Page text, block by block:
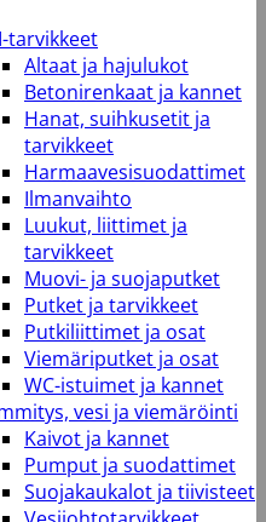
tarvikkeet
Altaat ja hajulukot
Betonirenkaat ja kannet
Hanat, suihkusetit ja
tarvikkeet
Harmaavesisuodattimet
Ilmanvaihto
Luukut, liittimet ja
tarvikkeet
Muovi- ja suojaputket
Putket ja tarvikkeet
Putkiliittimet ja osat
Viemäriputket ja osat
WC-istuimet ja kannet
vesi ja viemäröinti
Kaivot ja kannet
Pumput ja suodattimet
Suojakaukalot ja tiivisteet